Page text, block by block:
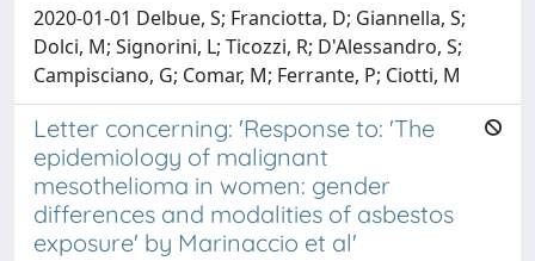
2020-01-01 Delbue, S; Franciotta, D; Giannella, S;
Dolci, M; Signorini, L; Ticozzi, R; D'Alessandro, S;
Campisciano, G; Comar, M; Ferrante, P; Ciotti, M
Letter concerning: 'Response to: 'The
epidemiology of malignant
mesothelioma in women: gender
differences and modalities of asbestos
exposure' by Marinaccio et al'